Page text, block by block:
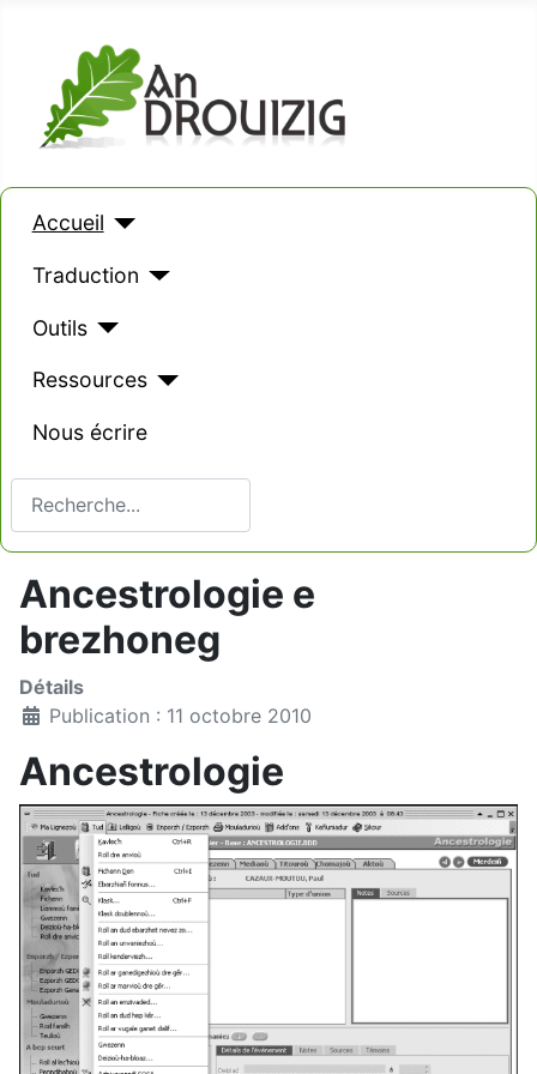
Accueil
Traduction
Outils
Ressources
Nous écrire
Type 2 or more characters for results.
Ancestrologie e
brezhoneg
Détails
Publication : 11 octobre 2010
Ancestrologie